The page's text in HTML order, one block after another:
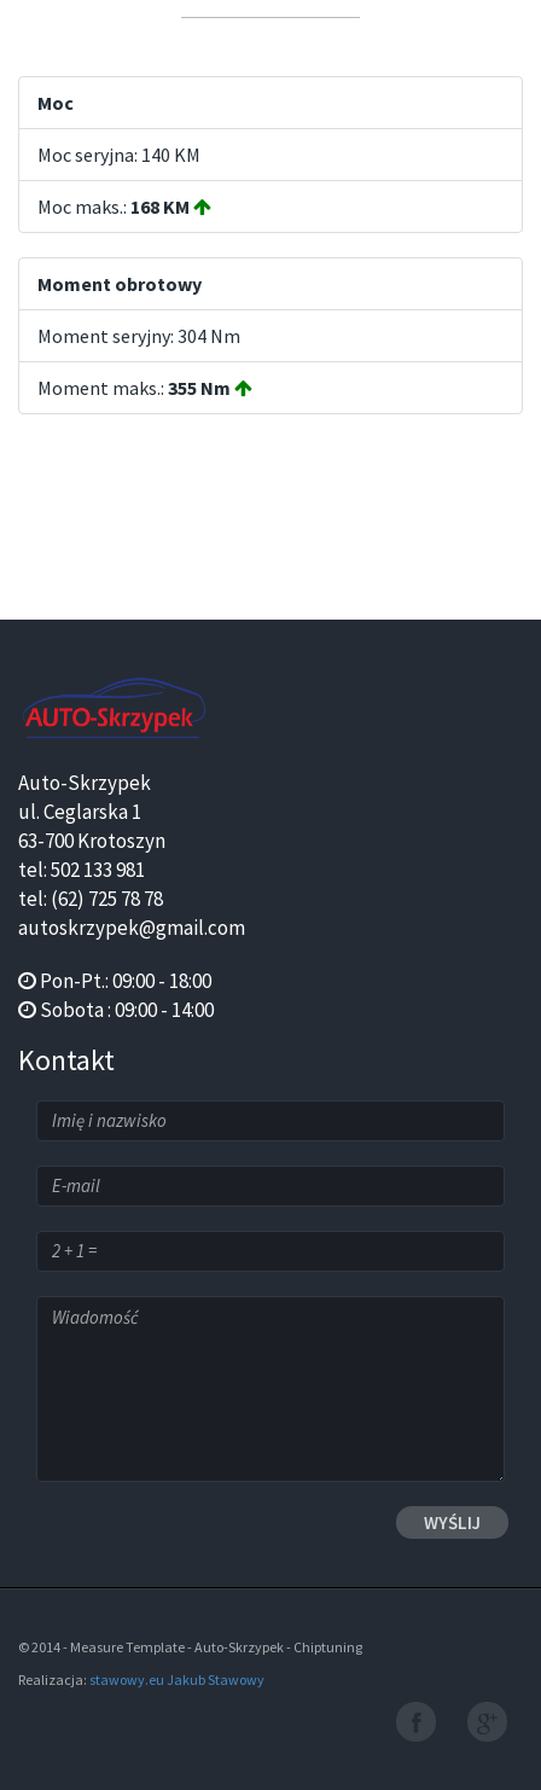
Moc
Moc seryjna: 140 KM
Moc maks.: 168 KM
Moment obrotowy
Moment seryjny: 304 Nm
Moment maks.: 355 Nm
Auto-Skrzypek
ul. Ceglarska 1
63-700 Krotoszyn
tel: 502 133 981
tel: (62) 725 78 78
autoskrzypek@gmail.com
Pon-Pt.: 09:00 - 18:00
Sobota : 09:00 - 14:00
Kontakt
© 2014 - Measure Template - Auto-Skrzypek - Chiptuning
Realizacja: stawowy.eu Jakub Stawowy